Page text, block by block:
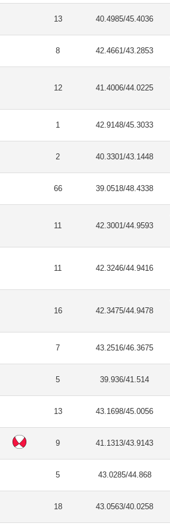
13 40.4985/45.4036
8 42.4661/43.2853
12 41.4006/44.0225
1 42.9148/45.3033
2 40.3301/43.1448
66 39.0518/48.4338
11 42.3001/44.9593
11 42.3246/44.9416
16 42.3475/44.9478
7 43.2516/46.3675
5 39.936/41.514
13 43.1698/45.0056
9 41.1313/43.9143
5 43.0285/44.868
18 43.0563/40.0258